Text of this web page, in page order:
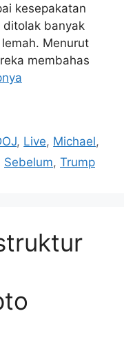
kesepakatan
ditolak banyak
Menurut
membahas
, Live, Michael,
Sebelum, Trump